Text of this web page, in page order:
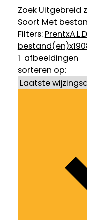
Zoek Uitgebreid
Soort Met
Filters: Prentx
bestand(en)x
1 afbeeldingen
sorteren op: